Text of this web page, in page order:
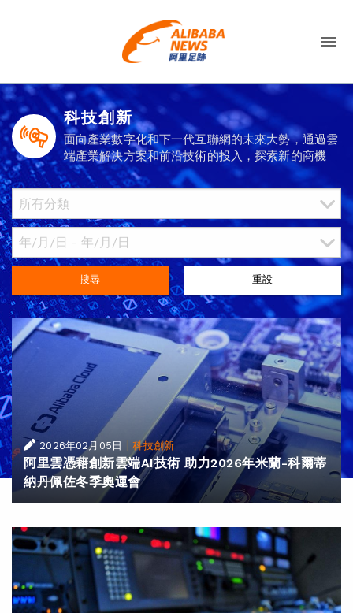
科技創新
面向產業數字化和下一代互聯網的未來大勢，通過雲
端產業解決方案和前沿技術的投入，探索新的商機
搜尋 重設
2026年02月05日 |科技創新
阿里雲憑藉創新雲端AI技術 助力2026年米蘭-科爾蒂
納丹佩佐冬季奧運會